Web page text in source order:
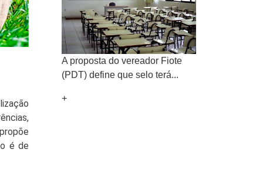
é de
A proposta do vereador Fiote
(PDT) define que selo terá...
+